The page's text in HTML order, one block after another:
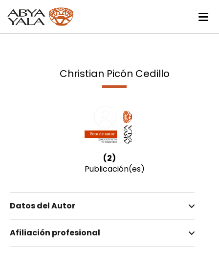
Christian Picón Cedillo
(2)
Publicación(es)
Datos del Autor
Picón Cedillo, Christian
Afiliación profesional